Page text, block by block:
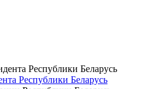
Республики Беларусь